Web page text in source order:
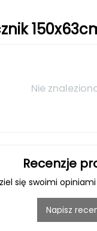
Nie
Recenzje
się swoimi
Napisz